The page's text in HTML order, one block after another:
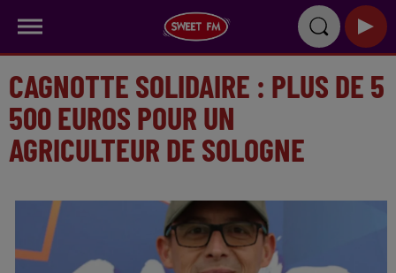
CAGNOTTE SOLIDAIRE : PLUS DE 5
500 EUROS POUR UN
AGRICULTEUR DE SOLOGNE